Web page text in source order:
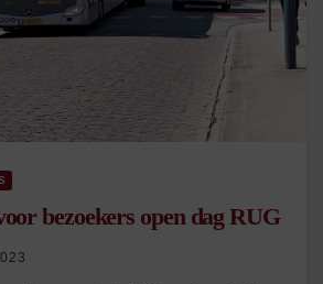
bezoekers open dag RUG